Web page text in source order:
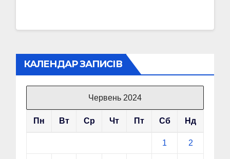
КАЛЕНДАР ЗАПИСІВ
Червень 2024
Пн Вт Ср Чт Пт Сб Нд
1 2